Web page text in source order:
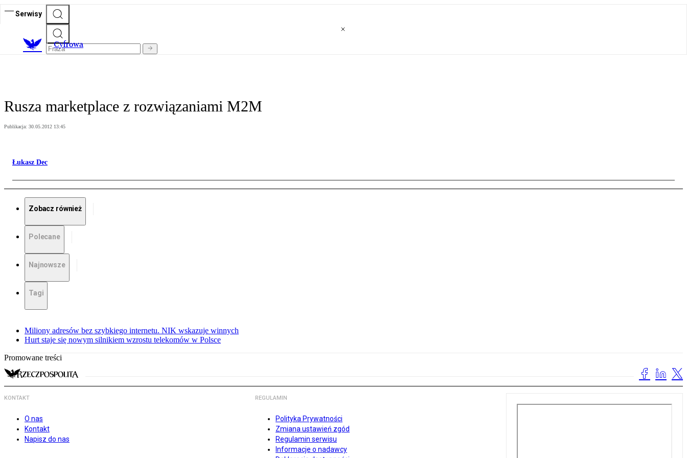
Serwisy
Cyfrowa
Rusza marketplace z rozwiązaniami M2M
Publikacja: 30.05.2012 13:45
Łukasz Dec
Zobacz również
Polecane
Najnowsze
Tagi
Miliony adresów bez szybkiego internetu. NIK wskazuje winnych
Hurt staje się nowym silnikiem wzrostu telekomów w Polsce
Promowane treści
KONTAKT
O nas
Kontakt
Napisz do nas
REGULAMIN
Polityka Prywatności
Zmiana ustawień zgód
Regulamin serwisu
Informacje o nadawcy